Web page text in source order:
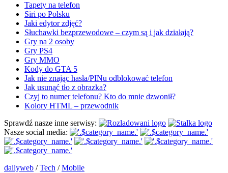
Tapety na telefon
Siri po Polsku
Jaki edytor zdjęć?
Słuchawki bezprzewodowe – czym są i jak działają?
Gry na 2 osoby
Gry PS4
Gry MMO
Kody do GTA 5
Jak nie znając hasła/PINu odblokować telefon
Jak usunąć tło z obrazka?
Czyj to numer telefonu? Kto do mnie dzwonił?
Kolory HTML – przewodnik
Sprawdź nasze inne serwisy:
Nasze social media:
dailyweb /Tech /Mobile